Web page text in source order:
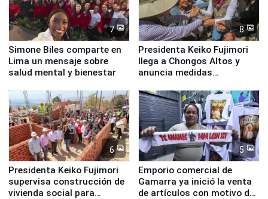
7
Simone Biles comparte en
Lima un mensaje sobre
salud mental y bienestar
8
Presidenta Keiko Fujimori
llega a Chongos Altos y
anuncia medidas
educación, salud y empleo
6
Presidenta Keiko Fujimori
supervisa construcción de
vivienda social para
5
Emporio comercial de
Gamarra ya inició la venta
de artículos con motivo de